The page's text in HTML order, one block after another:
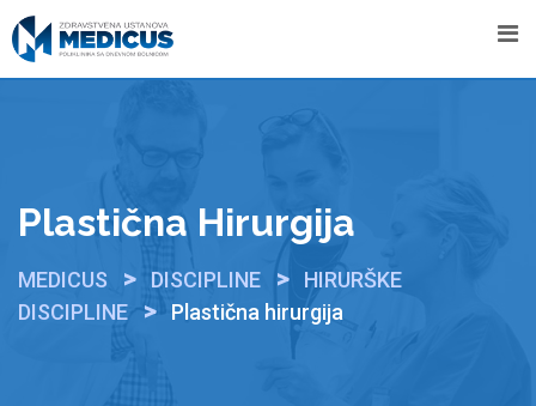
Skip
to
content
Plastična Hirurgija
MEDICUS > DISCIPLINE >
HIRURŠKE
DISCIPLINE
> Plastična hirurgija